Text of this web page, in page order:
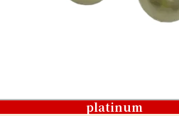
platinum